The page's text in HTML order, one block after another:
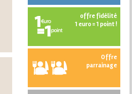
offre fidélité
1 euro = 1 point !
Offre
parrainage